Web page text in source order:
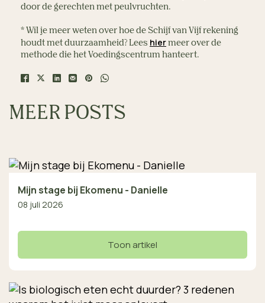
door de gerechten met peulvruchten.
* Wil je meer weten over hoe de Schijf van Vijf rekening
houdt met duurzaamheid? Lees hier meer over de
methode die het Voedingscentrum hanteert.
MEER POSTS
Mijn stage bij Ekomenu - Danielle
08 juli 2026
Toon artikel